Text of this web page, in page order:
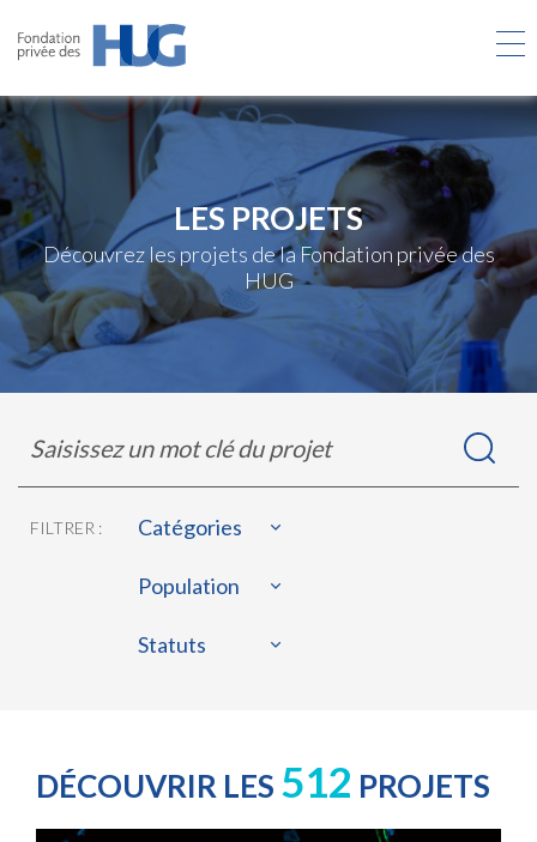
contenu
LES PROJETS
Découvrez les projets de la Fondation privée des
HUG
dans
projets
un
clé
projet
FILTRER : Catégories
Population
Statuts
DÉCOUVRIR LES 512 PROJETS